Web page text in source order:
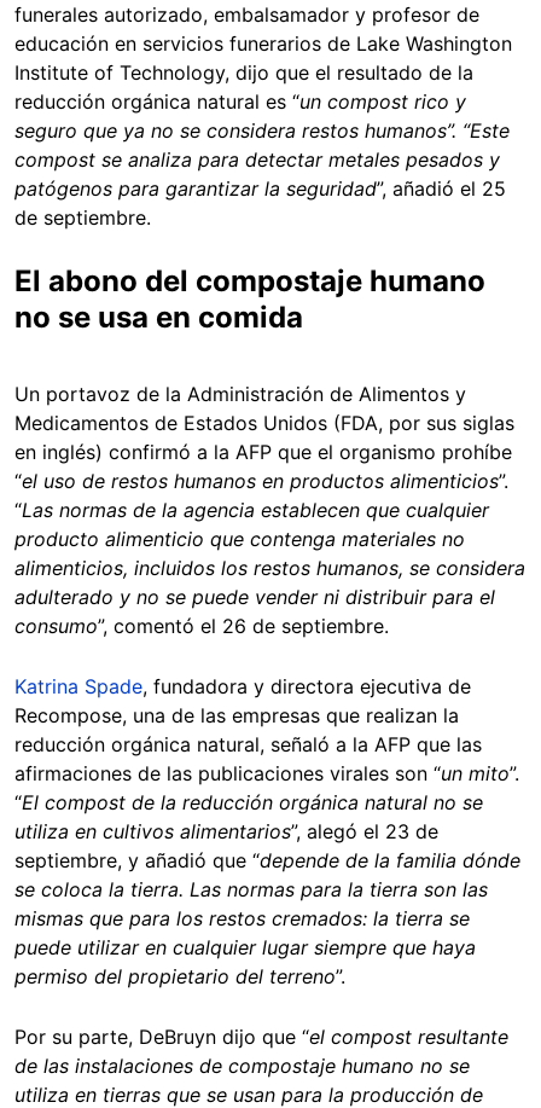
funerales autorizado, embalsamador y profesor de
educación en servicios funerarios de Lake Washington
Institute of Technology, dijo que el resultado de la
reducción orgánica natural es “un compost rico y
seguro que ya no se considera restos humanos”. “Este
compost se analiza para detectar metales pesados y
patógenos para garantizar la seguridad”, añadió el 25
de septiembre.
El abono del compostaje humano
no se usa en comida
Un portavoz de la Administración de Alimentos y
Medicamentos de Estados Unidos (FDA, por sus siglas
en inglés) confirmó a la AFP que el organismo prohíbe
“el uso de restos humanos en productos alimenticios”.
“Las normas de la agencia establecen que cualquier
producto alimenticio que contenga materiales no
alimenticios, incluidos los restos humanos, se considera
adulterado y no se puede vender ni distribuir para el
consumo”, comentó el 26 de septiembre.
Katrina Spade, fundadora y directora ejecutiva de
Recompose, una de las empresas que realizan la
reducción orgánica natural, señaló a la AFP que las
afirmaciones de las publicaciones virales son “un mito”.
“El compost de la reducción orgánica natural no se
utiliza en cultivos alimentarios”, alegó el 23 de
septiembre, y añadió que “depende de la familia dónde
se coloca la tierra. Las normas para la tierra son las
mismas que para los restos cremados: la tierra se
puede utilizar en cualquier lugar siempre que haya
permiso del propietario del terreno”.
Por su parte, DeBruyn dijo que “el compost resultante
de las instalaciones de compostaje humano no se
utiliza en tierras que se usan para la producción de